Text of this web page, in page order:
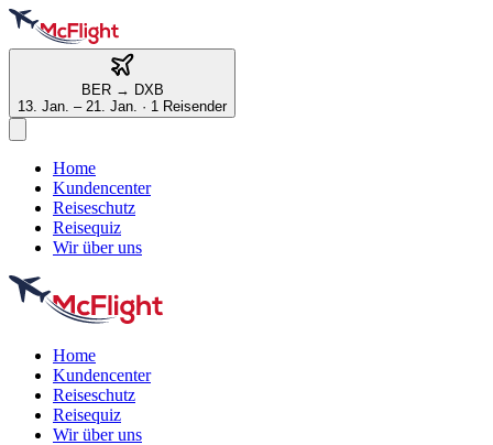
BER→ DXB
13. Jan. – 21. Jan. · 1 Reisender
Home
Kundencenter
Reiseschutz
Reisequiz
Wir über uns
Home
Kundencenter
Reiseschutz
Reisequiz
Wir über uns